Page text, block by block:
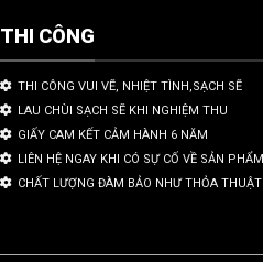
THI CÔNG
THI CÔNG VUI VẼ, NHIỆT TÌNH,SẠCH SẼ
LAU CHÙI SẠCH SẼ KHI NGHIỆM THU
GIẤY CAM KẾT CẢM HÀNH 6 NĂM
LIÊN HỆ NGAY KHI CÓ SỰ CỐ VỀ SẢN PHẨM
CHẤT LƯỢNG ĐÀM BẢO NHƯ THỎA THUẬT